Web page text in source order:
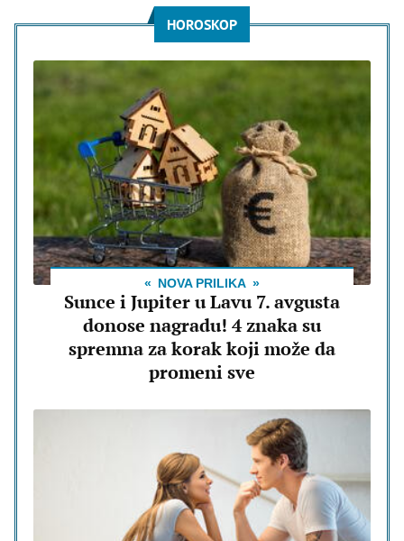
HOROSKOP
NOVA PRILIKA
Sunce i Jupiter u Lavu 7. avgusta
donose nagradu! 4 znaka su
spremna za korak koji može da
promeni sve